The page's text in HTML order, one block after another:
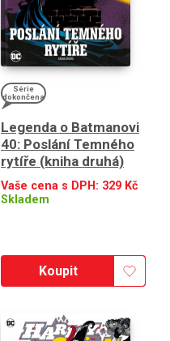
Série
dokončena
Legenda o Batmanovi
40: Poslání Temného
rytíře (kniha druhá)
Vaše cena s DPH: 329 Kč
Skladem
Koupit